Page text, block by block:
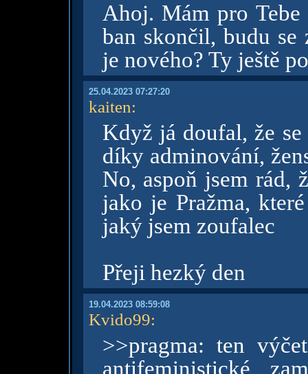
Ahoj. Mám pro
ban skončil, budu se
je nového? Ty ještě
25.04.2023 07:27:20
kaiten:
Když já doufal, že
díky adminování,
No, aspoň jsem rád,
jako je Pražma,
jaký jsem zoufalec
Přeji hezký den
19.04.2023 08:59:08
Kvido99:
>>pragma: ten
antifeministické